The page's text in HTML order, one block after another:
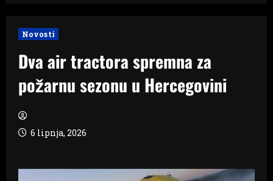
Novosti
Dva air tractora spremna za
požarnu sezonu u Hercegovini
6 lipnja, 2026